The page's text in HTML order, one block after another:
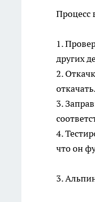
Процесс
1.
других
2.
откачать.
3.
4.
что он
3.